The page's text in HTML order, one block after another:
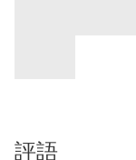
評語